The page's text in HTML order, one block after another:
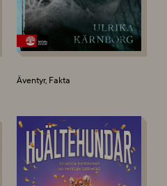
Äventyr, Fakta